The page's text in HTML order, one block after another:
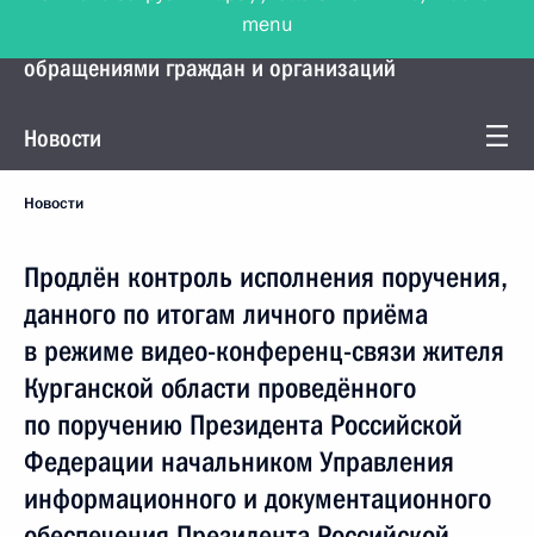
Управление Президента по работе с
обращениями граждан и организаций
Новости
Новости
Продлён контроль исполнения поручения,
данного по итогам личного приёма
в режиме видео-конференц-связи жителя
Курганской области проведённого
по поручению Президента Российской
Федерации начальником Управления
информационного и документационного
menu